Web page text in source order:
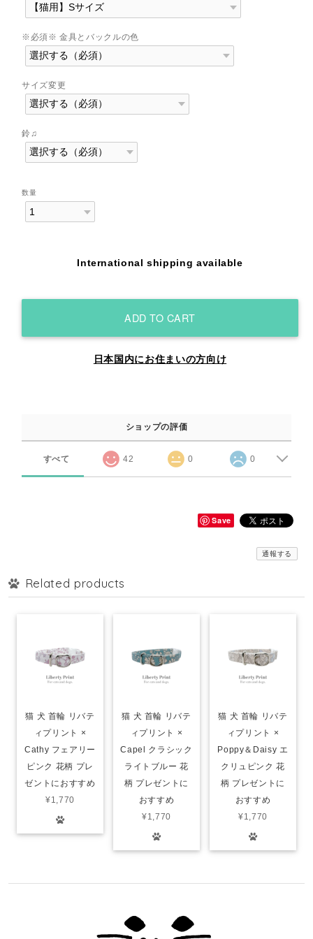
※必須※ 金具とバックルの色
サイズ変更
鈴♫
数量
International shipping available
ADD TO CART
日本国内にお住まいの方向け
ショップの評価
すべて 42 0 0
Save
通報する
Related products
猫 犬 首輪 リバテ
ィプリント ×
Cathy フェアリー
ピンク 花柄 プレ
ゼントにおすすめ
¥1,770
猫 犬 首輪 リバテ
ィプリント ×
Capel クラシック
ライトブルー 花
柄 プレゼントに
おすすめ
¥1,770
猫 犬 首輪 リバテ
ィプリント ×
Poppy＆Daisy エ
クリュピンク 花
柄 プレゼントに
おすすめ
¥1,770